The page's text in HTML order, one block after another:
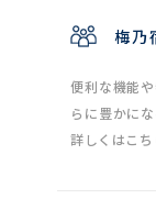
梅乃
便利な機能
らに豊かに
詳しくはこち